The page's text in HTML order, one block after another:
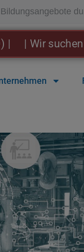
suchen: